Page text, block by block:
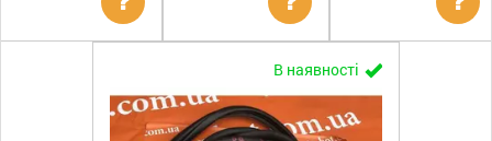
Уточнити
Уточнити
ціну
В наявності